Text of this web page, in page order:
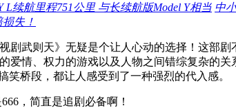
L续航里程751公里 与长续航版Model Y相当 中
失！
武则天》无疑是个让人心动的选择！这部剧
情、权力的游戏以及人物之间错综复杂的关
桥段，都让人感受到了一种强烈的代入感。